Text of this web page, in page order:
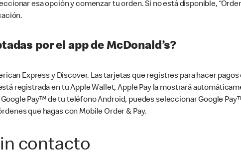
esa opción y comenzar tu orden. Si no está disponible,
por el app de McDonald’s?
Express y Discover. Las tarjetas que registres para hacer
registrada en tu Apple Wallet, Apple Pay la mostrará
Google Pay™ de tu teléfono Android, puedes seleccionar Google
que hagas con Mobile Order & Pay.
contacto